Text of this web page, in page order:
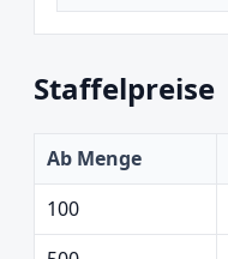
Staffelpreise
Ab Menge
100